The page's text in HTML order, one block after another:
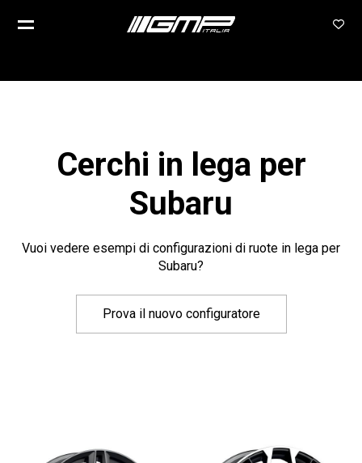
Cerchi in lega per
Subaru
Vuoi vedere esempi di configurazioni di ruote in lega per
Subaru?
Prova il nuovo configuratore